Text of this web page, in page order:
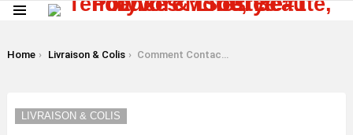
You are here:
Home Livraison & Colis Comment Contacter le Transporteur UPS : Mon Témoignage et Astuces Pratiques
LIVRAISON & COLIS